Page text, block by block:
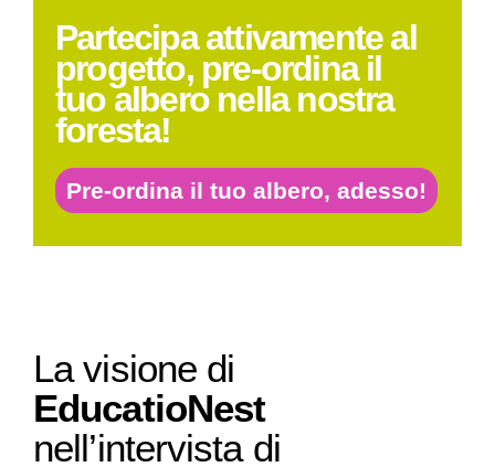
Partecipa attivamente al
progetto, pre-ordina il
tuo albero nella nostra
foresta!
Pre-ordina il tuo albero, adesso!
La visione di
EducatioNest
nell’intervista di